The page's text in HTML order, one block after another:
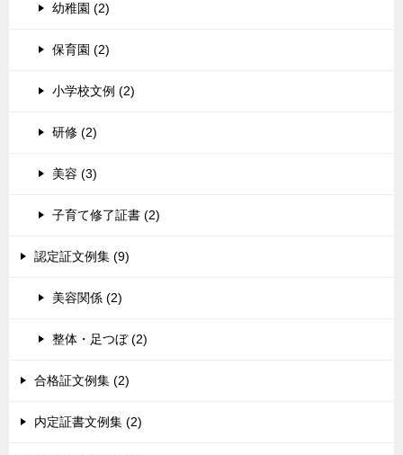
幼稚園 (2)
保育園 (2)
小学校文例 (2)
研修 (2)
美容 (3)
子育て修了証書 (2)
認定証文例集 (9)
美容関係 (2)
整体・足つぼ (2)
合格証文例集 (2)
内定証書文例集 (2)